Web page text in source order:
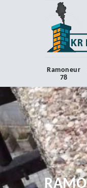
Ramoneur
78